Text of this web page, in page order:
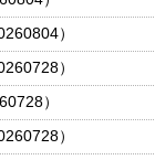
）
）
）
）